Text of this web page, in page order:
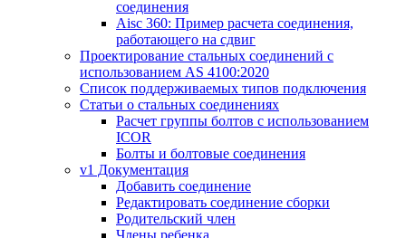
соединения
Aisc 360: Пример расчета соединения,
работающего на сдвиг
Проектирование стальных соединений с
использованием AS 4100:2020
Список поддерживаемых типов подключения
Статьи о стальных соединениях
Расчет группы болтов с использованием
ICOR
Болты и болтовые соединения
v1 Документация
Добавить соединение
Редактировать соединение сборки
Родительский член